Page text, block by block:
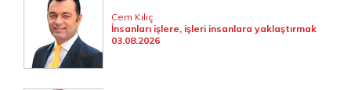
Cem Kılıç
İnsanları işlere, işleri insanlara yaklaştırmak
03.08.2026